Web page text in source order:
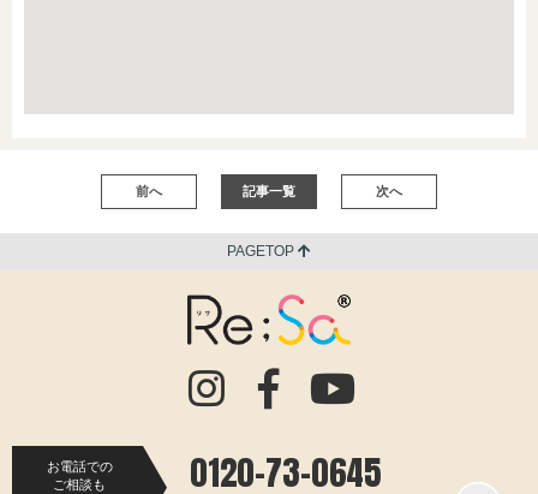
前へ 記事一覧 次へ
PAGETOP
お電話での
ご相談も
0120-73-0645